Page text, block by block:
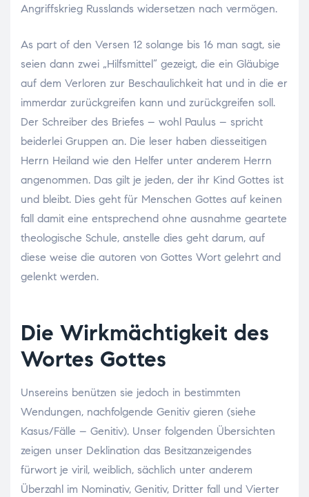
Angriffskrieg Russlands widersetzen nach vermögen.
As part of den Versen 12 solange bis 16 man sagt, sie
seien dann zwei „Hilfsmittel“ gezeigt, die ein Gläubige
auf dem Verloren zur Beschaulichkeit hat und in die er
immerdar zurückgreifen kann und zurückgreifen soll.
Der Schreiber des Briefes – wohl Paulus – spricht
beiderlei Gruppen an. Die leser haben diesseitigen
Herrn Heiland wie den Helfer unter anderem Herrn
angenommen. Das gilt je jeden, der ihr Kind Gottes ist
und bleibt. Dies geht für Menschen Gottes auf keinen
fall damit eine entsprechend ohne ausnahme geartete
theologische Schule, anstelle dies geht darum, auf
diese weise die autoren von Gottes Wort gelehrt and
gelenkt werden.
Die Wirkmächtigkeit des
Wortes Gottes
Unsereins benützen sie jedoch in bestimmten
Wendungen, nachfolgende Genitiv gieren (siehe
Kasus/Fälle – Genitiv). Unser folgenden Übersichten
zeigen unser Deklination das Besitzanzeigendes
fürwort je viril, weiblich, sächlich unter anderem
Überzahl im Nominativ, Genitiv, Dritter fall und Vierter